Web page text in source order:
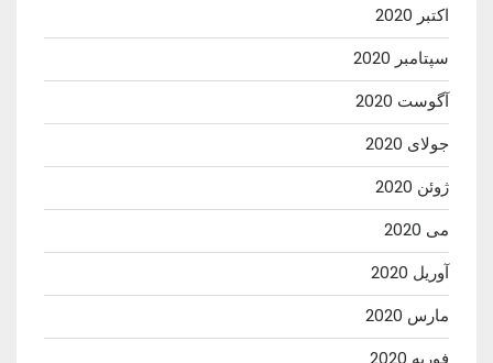
اکتبر 2020
سپتامبر 2020
آگوست 2020
جولای 2020
ژوئن 2020
می 2020
آوریل 2020
مارس 2020